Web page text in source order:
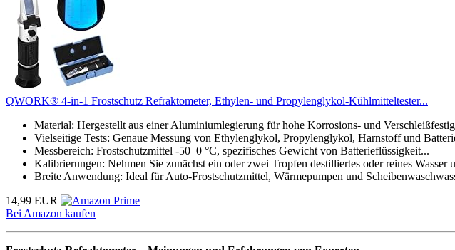
QWORK® 4-in-1 Frostschutz Refraktometer, Ethylen- und Propylenglykol-Kühlmitteltester...
Material: Hergestellt aus einer Aluminiumlegierung für hohe Korrosions- und
Vielseitige Tests: Genaue Messung von Ethylenglykol, Propylenglykol, Harnstoff und
Messbereich: Frostschutzmittel -50–0 °C, spezifisches Gewicht von Batterieflüssigkeit...
Kalibrierungen: Nehmen Sie zunächst ein oder zwei Tropfen destilliertes oder reines Wasser
Breite Anwendung: Ideal für Auto-Frostschutzmittel, Wärmepumpen und
14,99 EUR
Bei Amazon kaufen